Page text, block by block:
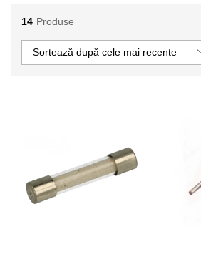
14 Produse
Sortează după cele mai recente